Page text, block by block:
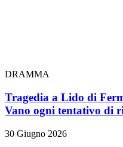
DRAMMA
Tragedia a Lido di
Vano ogni tentativo di
30 Giugno 2026